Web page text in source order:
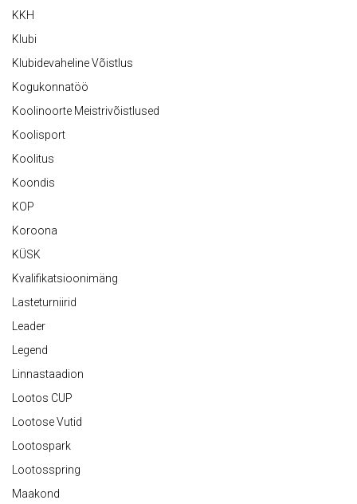
KKH
Klubi
Klubidevaheline Võistlus
Kogukonnatöö
Koolinoorte Meistrivõistlused
Koolisport
Koolitus
Koondis
KOP
Koroona
KÜSK
Kvalifikatsioonimäng
Lasteturniirid
Leader
Legend
Linnastaadion
Lootos CUP
Lootose Vutid
Lootospark
Lootosspring
Maakond